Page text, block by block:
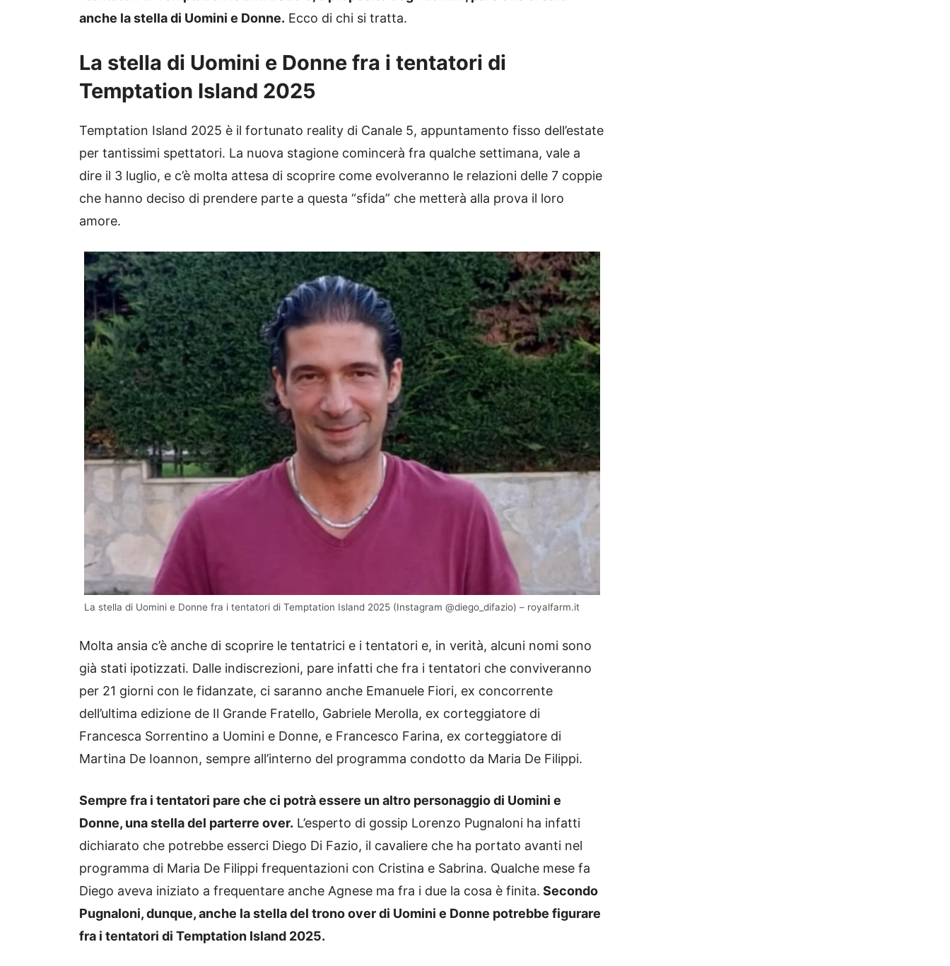
anche la stella di Uomini e Donne. Ecco di chi si tratta.
La stella di Uomini e Donne fra i tentatori di
Temptation Island 2025
Temptation Island 2025 è il fortunato reality di Canale 5, appuntamento fisso dell’estate
per tantissimi spettatori. La nuova stagione comincerà fra qualche settimana, vale a
dire il 3 luglio, e c’è molta attesa di scoprire come evolveranno le relazioni delle 7 coppie
che hanno deciso di prendere parte a questa “sfida” che metterà alla prova il loro
amore.
La stella di Uomini e Donne fra i tentatori di Temptation Island 2025 (Instagram @diego_difazio) – royalfarm.it
Molta ansia c’è anche di scoprire le tentatrici e i tentatori e, in verità, alcuni nomi sono
già stati ipotizzati. Dalle indiscrezioni, pare infatti che fra i tentatori che conviveranno
per 21 giorni con le fidanzate, ci saranno anche Emanuele Fiori, ex concorrente
dell’ultima edizione de Il Grande Fratello, Gabriele Merolla, ex corteggiatore di
Francesca Sorrentino a Uomini e Donne, e Francesco Farina, ex corteggiatore di
Martina De Ioannon, sempre all’interno del programma condotto da Maria De Filippi.
Sempre fra i tentatori pare che ci potrà essere un altro personaggio di Uomini e
Donne, una stella del parterre over. L’esperto di gossip Lorenzo Pugnaloni ha infatti
dichiarato che potrebbe esserci Diego Di Fazio, il cavaliere che ha portato avanti nel
programma di Maria De Filippi frequentazioni con Cristina e Sabrina. Qualche mese fa
Diego aveva iniziato a frequentare anche Agnese ma fra i due la cosa è finita. Secondo
Pugnaloni, dunque, anche la stella del trono over di Uomini e Donne potrebbe figurare
fra i tentatori di Temptation Island 2025.